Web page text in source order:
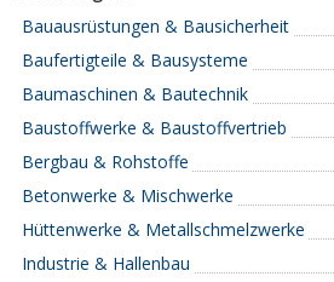
Bauausrüstungen & Bausicherheit
Baufertigteile & Bausysteme
Baumaschinen & Bautechnik
Baustoffwerke & Baustoffvertrieb
Bergbau & Rohstoffe
Betonwerke & Mischwerke
Hüttenwerke & Metallschmelzwerke
Industrie & Hallenbau